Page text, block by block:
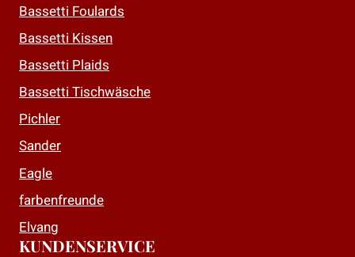
Optionen
können
auf
der
gewählt
werden
Bassetti Foulards
Bassetti Kissen
Bassetti Plaids
Bassetti Tischwäsche
Pichler
Sander
Eagle
farbenfreunde
Elvang
KUNDENSERVICE